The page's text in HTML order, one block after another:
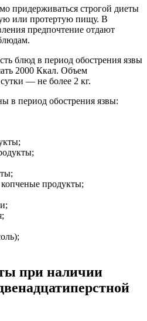
придерживаться строгой диеты
или протертую пищу. В
предпочтение отдают
блюд в период обострения язвы
2000 Ккал. Объем
— не более 2 кг.
в период обострения язвы:
продукты;
при наличии